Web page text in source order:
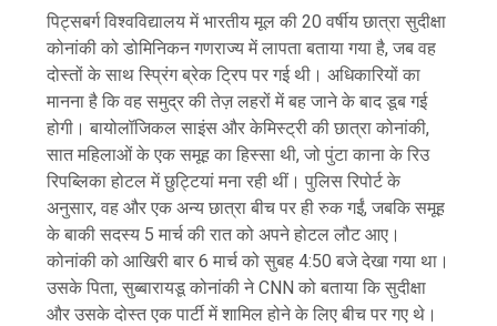
पिट्सबर्ग विश्वविद्यालय में भारतीय मूल की 20 वर्षीय छात्रा सुदीक्षा
कोनांकी को डोमिनिकन गणराज्य में लापता बताया गया है, जब वह
दोस्तों के साथ स्प्रिंग ब्रेक ट्रिप पर गई थी। अधिकारियों का
मानना ​​है कि वह समुद्र की तेज़ लहरों में बह जाने के बाद डूब गई
होगी। बायोलॉजिकल साइंस और केमिस्ट्री की छात्रा कोनांकी,
सात महिलाओं के एक समूह का हिस्सा थी, जो पुंटा काना के रिउ
रिपब्लिका होटल में छुट्टियां मना रही थीं। पुलिस रिपोर्ट के
अनुसार, वह और एक अन्य छात्रा बीच पर ही रुक गईं, जबकि समूह
के बाकी सदस्य 5 मार्च की रात को अपने होटल लौट आए।
कोनांकी को आखिरी बार 6 मार्च को सुबह 4:50 बजे देखा गया था।
उसके पिता, सुब्बारायडू कोनांकी ने CNN को बताया कि सुदीक्षा
और उसके दोस्त एक पार्टी में शामिल होने के लिए बीच पर गए थे।